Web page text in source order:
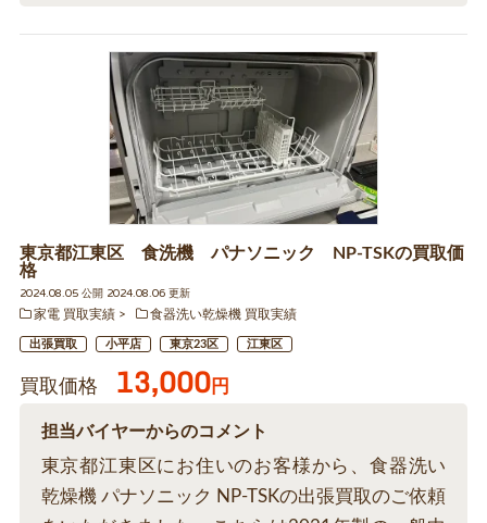
東京都江東区 食洗機 パナソニック NP-TSKの買取価
格
2024.08.05 公開 2024.08.06 更新
家電 買取実績
食器洗い乾燥機 買取実績
出張買取 小平店 東京23区 江東区
買取価格 13,000円
担当バイヤーからのコメント
東京都江東区にお住いのお客様から、食器洗い
乾燥機 パナソニック NP-TSKの出張買取のご依頼